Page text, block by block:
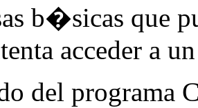
b�sicas que
acceder a
del programa